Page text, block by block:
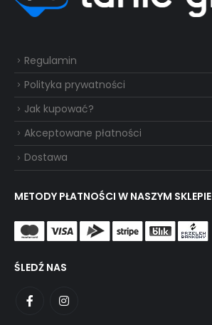
Regulamin
Polityka prywatności
Jak kupować?
Akceptowane płatności
Dostawa
METODY PŁATNOŚCI W NASZYM SKLEPIE
ŚLEDŹ NAS